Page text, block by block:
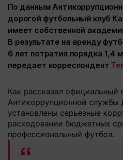
По данным
дорогой футбольный клуб
имеет собственной
В результате на аренду
6 лет потратил порядка 1,4
передает корреспондент
Как рассказал официальный
Антикоррупционной службы
установлены серьезные
расходовании бюджетных
профессиональный футбол.